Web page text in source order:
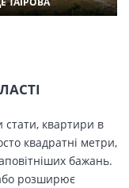
стати, квартири в
квадратні метри,
бажань.
розширює